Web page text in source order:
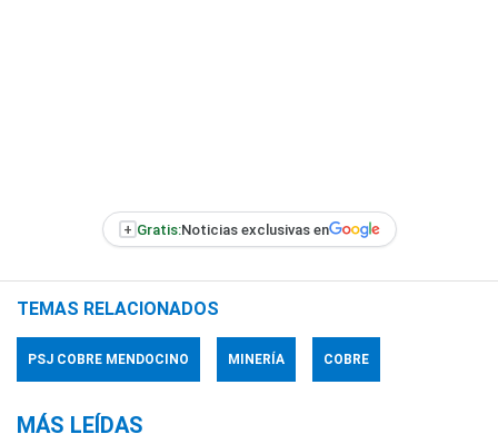
+ Gratis:Noticias exclusivas en
TEMAS RELACIONADOS
PSJ COBRE MENDOCINO MINERÍA COBRE
MÁS LEÍDAS